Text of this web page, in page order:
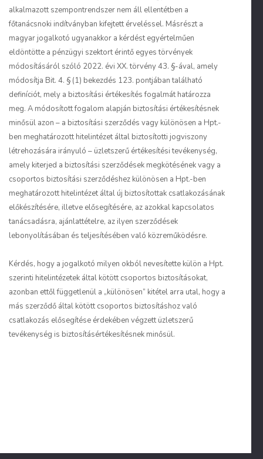
alkalmazott szempontrendszer nem áll ellentétben a
főtanácsnoki indítványban kifejtett érveléssel. Másrészt a
magyar jogalkotó ugyanakkor a kérdést egyértelműen
eldöntötte a pénzügyi szektort érintő egyes törvények
módosításáról szóló 2022. évi XX. törvény 43. §-ával, amely
módosítja Bit. 4. § (1) bekezdés 123. pontjában található
definíciót, mely a biztosítási értékesítés fogalmát határozza
meg. A módosított fogalom alapján biztosítási értékesítésnek
minősül azon – a biztosítási szerződés vagy különösen a Hpt.-
ben meghatározott hitelintézet által biztosítotti jogviszony
létrehozására irányuló – üzletszerű értékesítési tevékenység,
amely kiterjed a biztosítási szerződések megkötésének vagy a
csoportos biztosítási szerződéshez különösen a Hpt.-ben
meghatározott hitelintézet által új biztosítottak csatlakozásának
előkészítésére, illetve elősegítésére, az azokkal kapcsolatos
tanácsadásra, ajánlattételre, az ilyen szerződések
lebonyolításában és teljesítésében való közreműködésre.
Kérdés, hogy a jogalkotó milyen okból nevesítette külön a Hpt.
szerinti hitelintézetek által kötött csoportos biztosításokat,
azonban ettől függetlenül a „különösen” kitétel arra utal, hogy a
más szerződő által kötött csoportos biztosításhoz való
csatlakozás elősegítése érdekében végzett üzletszerű
tevékenység is biztosításértékesítésnek minősül.